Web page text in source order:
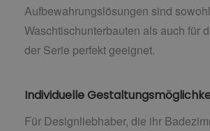
Aufbewahrungslösungen sind
Waschtischunterbauten als auch für
der Serie perfekt geeignet.
Individuelle
Für Designliebhaber, die ihr